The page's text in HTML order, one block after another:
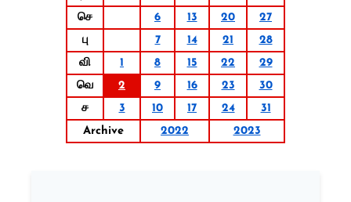
செ
6 13 20
27
பு
7 14 21
28
வி
1 8 15 22
29
வெ
2 9 16 23
30
ச
3 10 17 24
31
Archive
2022 2023